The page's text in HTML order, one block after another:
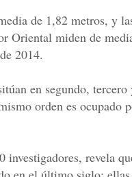
de 1,82 metros, y
Oriental miden de
2014.
en segundo,
orden es ocupado
revela